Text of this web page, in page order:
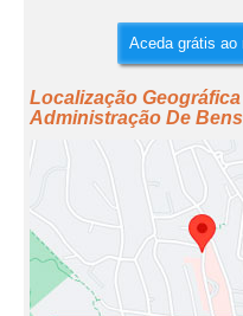
Aceda grátis ao
Localização
Administração De